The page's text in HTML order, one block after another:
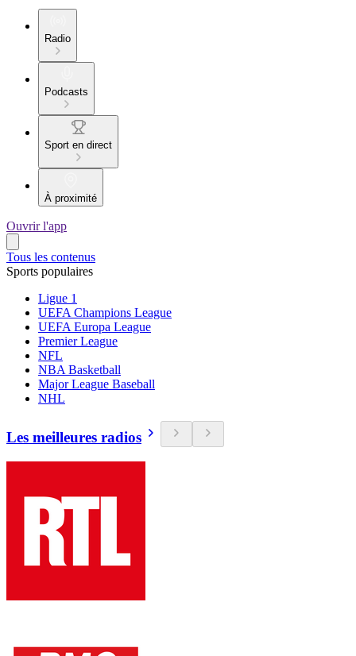
Radio
Podcasts
Sport en direct
À proximité
Ouvrir l'app
Tous les contenus
Sports populaires
Ligue 1
UEFA Champions League
UEFA Europa League
Premier League
NFL
NBA Basketball
Major League Baseball
NHL
Les meilleures radios